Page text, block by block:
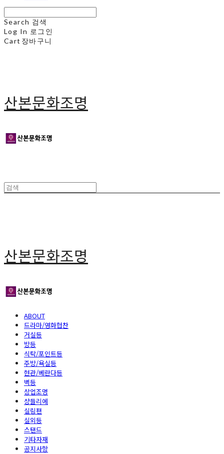
Search 검색
Log In 로그인
Cart 장바구니
산본문화조명
산본문화조명
ABOUT
드라마/영화협찬
거실등
방등
식탁/포인트등
주방/욕실등
현관/베란다등
벽등
상업조명
샹들리에
실링팬
실외등
스탠드
기타자재
공지사항